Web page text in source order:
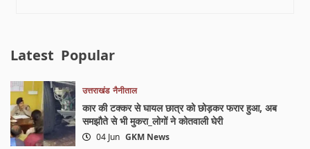
Latest Popular
उत्तराखंड नैनीताल
कार की टक्कर से घायल छात्र को छोड़कर फरार हुआ, अब
समझौते से भी मुकरा_लोगों ने कोतवाली घेरी
04 Jun GKM News